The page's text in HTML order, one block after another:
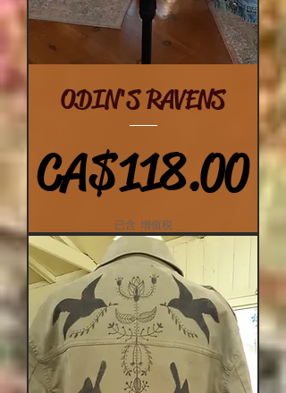
ODIN'S RAVENS
價格
CA$118.00
已含 增值税